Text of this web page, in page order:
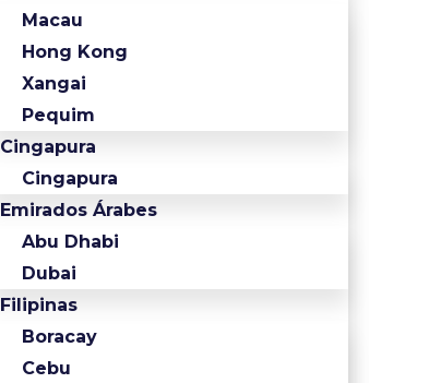
Macau
Hong Kong
Xangai
Pequim
Cingapura
Cingapura
Emirados Árabes
Abu Dhabi
Dubai
Filipinas
Boracay
Cebu